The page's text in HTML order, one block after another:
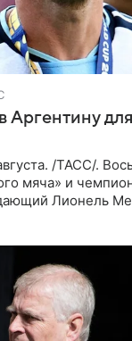
Аргентину
/ТАСС/.
мяча» и
Лионель